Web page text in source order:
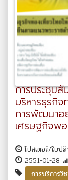
การประชุมสั
บริหารธุรกิ
การพัฒนาอ
เศรษฐกิจพ
โปสเตอร์/ใบป
2551-01-28
การบริการวิ